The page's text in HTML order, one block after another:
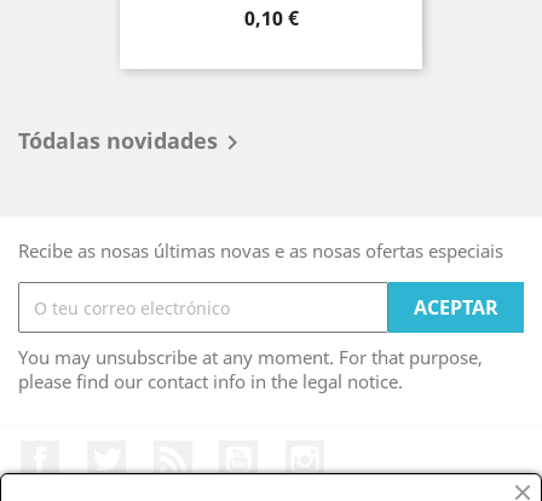
Prezo
0,10 €
Tódalas novidades 
Recibe as nosas últimas novas e as nosas ofertas especiais
You may unsubscribe at any moment. For that purpose,
please find our contact info in the legal notice.